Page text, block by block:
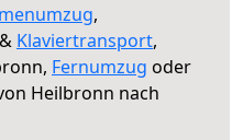
,
Klaviertransport,
Fernumzug oder
Heilbronn nach